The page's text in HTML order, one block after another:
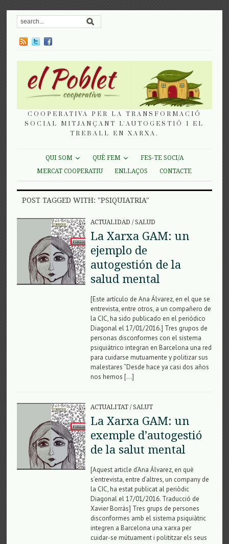
COOPERATIVA PER LA TRANSFORMACIÓ
SOCIAL MITJANÇANT L'AUTOGESTIÓ I EL
TREBALL EN XARXA.
QUI SOM QUÈ FEM
FES-TE SOCI/A
MERCAT COOPERATIU
ENLLAÇOS CONTACTE
POST TAGGED WITH: "PSIQUIATRIA"
ACTUALIDAD /SALUD
La Xarxa GAM: un
ejemplo de
autogestión de la
salud mental
[Este artículo de Ana Álvarez, en el que se
entrevista, entre otros, a un compañero de
la CIC, ha sido publicado en el periódico
Diagonal el 17/01/2016.] Tres grupos de
personas disconformes con el sistema
psiquiátrico integran en Barcelona una red
para cuidarse mutuamente y politizar sus
malestares “Desde hace ya casi dos años
nos hemos […]
ACTUALITAT/SALUT
La Xarxa GAM: un
exemple d’autogestió
de la salut mental
[Aquest article d’Ana Álvarez, en què
s’entrevista, entre d’altres, un company de
la CIC, ha estat publicat al periòdic
Diagonal el 17/01/2016. Traducció de
Xavier Borràs] Tres grups de persones
disconformes amb el sistema psiquiàtric
integren a Barcelona una xarxa per
cuidar-se mútuament i polititzar els seus